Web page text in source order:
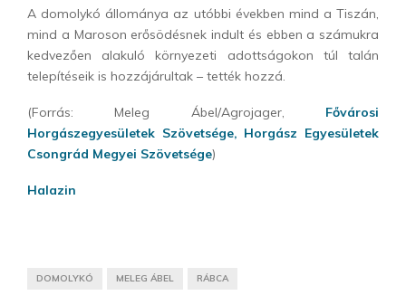
A domolykó állománya az utóbbi években mind a Tiszán,
mind a Maroson erősödésnek indult és ebben a számukra
kedvezően alakuló környezeti adottságokon túl talán
telepítéseik is hozzájárultak – tették hozzá.
(Forrás: Meleg Ábel/Agrojager, Fővárosi
Horgászegyesületek Szövetsége, Horgász Egyesületek
Csongrád Megyei Szövetsége)
Halazin
DOMOLYKÓ MELEG ÁBEL RÁBCA